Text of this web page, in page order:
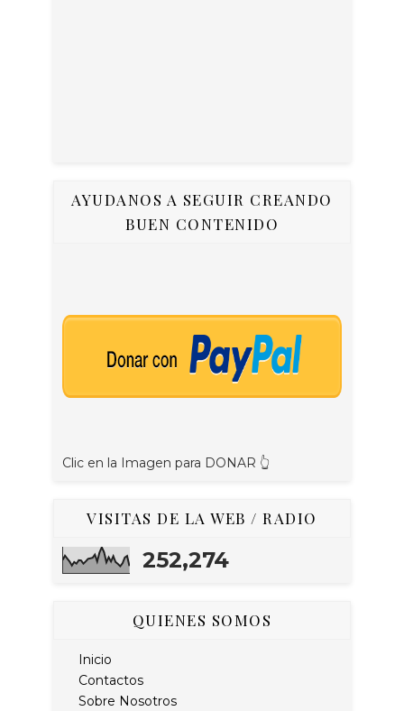
AYUDANOS A SEGUIR CREANDO
BUEN CONTENIDO
Clic en la Imagen para DONAR 👆
VISITAS DE LA WEB / RADIO
252,274
QUIENES SOMOS
Inicio
Contactos
Sobre Nosotros